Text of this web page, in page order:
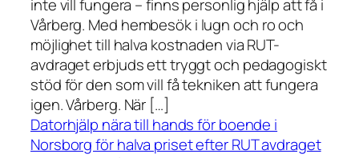
inte vill fungera – finns personlig hjälp att få i
Vårberg. Med hembesök i lugn och ro och
möjlighet till halva kostnaden via RUT-
avdraget erbjuds ett tryggt och pedagogiskt
stöd för den som vill få tekniken att fungera
igen. Vårberg. När […]
Datorhjälp nära till hands för boende i
Norsborg för halva priset efter RUT avdraget